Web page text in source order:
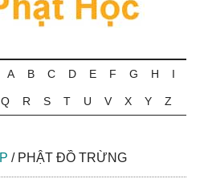
A B C D E F G H I
Q R S T U V X Y Z
P /PHẬT ĐỒ TRỪNG